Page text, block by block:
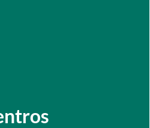
web de caser